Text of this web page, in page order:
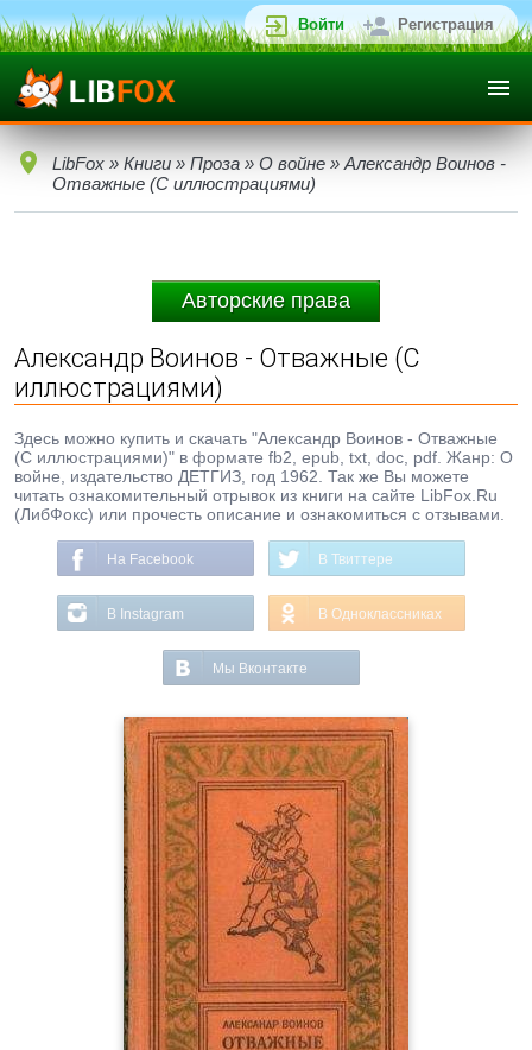
Войти Регистрация
LibFox » Книги » Проза » О войне » Александр Воинов -
Отважные (С иллюстрациями)
Авторские права
Александр Воинов - Отважные (С
иллюстрациями)
Здесь можно купить и скачать "Александр Воинов - Отважные
(С иллюстрациями)" в формате fb2, epub, txt, doc, pdf. Жанр: О
войне, издательство ДЕТГИЗ, год 1962. Так же Вы можете
читать ознакомительный отрывок из книги на сайте LibFox.Ru
(ЛибФокс) или прочесть описание и ознакомиться с отзывами.
На Facebook В Твиттере
В Instagram В Одноклассниках
Мы Вконтакте